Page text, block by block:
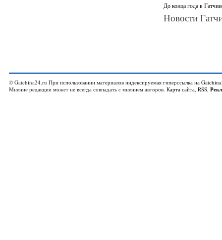
До конца года в
Новости
© Gatchina24.ru При использовании материалов индексируемая гиперссылка на
Мнение редакции может не всегда совпадать с мнением авторов. Карта сайта, RSS,